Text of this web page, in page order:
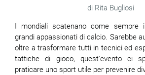
Rita Bugliosi
I mondiali scatenano come sempre
grandi appassionati di calcio. Sarebbe
oltre a trasformare tutti in tecnici ed
tattiche di gioco, quest'evento ci
praticare uno sport utile per prevenire